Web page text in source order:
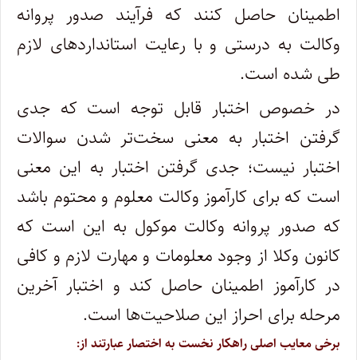
اطمینان حاصل کنند که فرآیند صدور پروانه
وکالت به درستی و با رعایت استاندارد‌های لازم
طی شده است.
در خصوص اختبار قابل توجه است که جدی
گرفتن اختبار به معنی سخت‌تر شدن سوالات
اختبار نیست؛ جدی گرفتن اختبار به این معنی
است که برای کارآموز وکالت معلوم و محتوم باشد
که صدور پروانه وکالت موکول به این است که
کانون وکلا از وجود معلومات و مهارت لازم و کافی
در کارآموز اطمینان حاصل کند و اختبار آخرین
مرحله برای احراز این صلاحیت‌ها است.
برخی معایب اصلی راهکار نخست به اختصار عبارتند از: